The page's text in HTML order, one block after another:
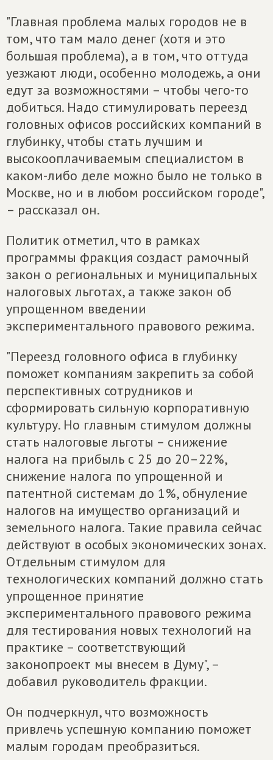
"Главная проблема малых городов не в
том, что там мало денег (хотя и это
большая проблема), а в том, что оттуда
уезжают люди, особенно молодежь, а они
едут за возможностями – чтобы чего-то
добиться. Надо стимулировать переезд
головных офисов российских компаний в
глубинку, чтобы стать лучшим и
высокооплачиваемым специалистом в
каком-либо деле можно было не только в
Москве, но и в любом российском городе",
– рассказал он.
Политик отметил, что в рамках
программы фракция создаст рамочный
закон о региональных и муниципальных
налоговых льготах, а также закон об
упрощенном введении
экспериментального правового режима.
"Переезд головного офиса в глубинку
поможет компаниям закрепить за собой
перспективных сотрудников и
сформировать сильную корпоративную
культуру. Но главным стимулом должны
стать налоговые льготы – снижение
налога на прибыль с 25 до 20–22%,
снижение налога по упрощенной и
патентной системам до 1%, обнуление
налогов на имущество организаций и
земельного налога. Такие правила сейчас
действуют в особых экономических зонах.
Отдельным стимулом для
технологических компаний должно стать
упрощенное принятие
экспериментального правового режима
для тестирования новых технологий на
практике – соответствующий
законопроект мы внесем в Думу", –
добавил руководитель фракции.
Он подчеркнул, что возможность
привлечь успешную компанию поможет
малым городам преобразиться.